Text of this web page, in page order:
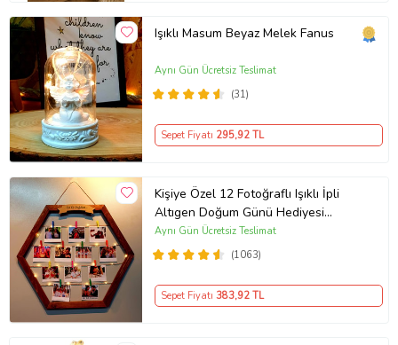
Işıklı Masum Beyaz Melek Fanus
(31)
Aynı Gün Ücretsiz Teslimat
Sepet Fiyatı 295,92 TL
Kişiye Özel 12 Fotoğraflı Işıklı İpli
Altıgen Doğum Günü Hediyesi
Fotoğraf Panosu
(1063)
Aynı Gün Ücretsiz Teslimat
Sepet Fiyatı 383,92 TL